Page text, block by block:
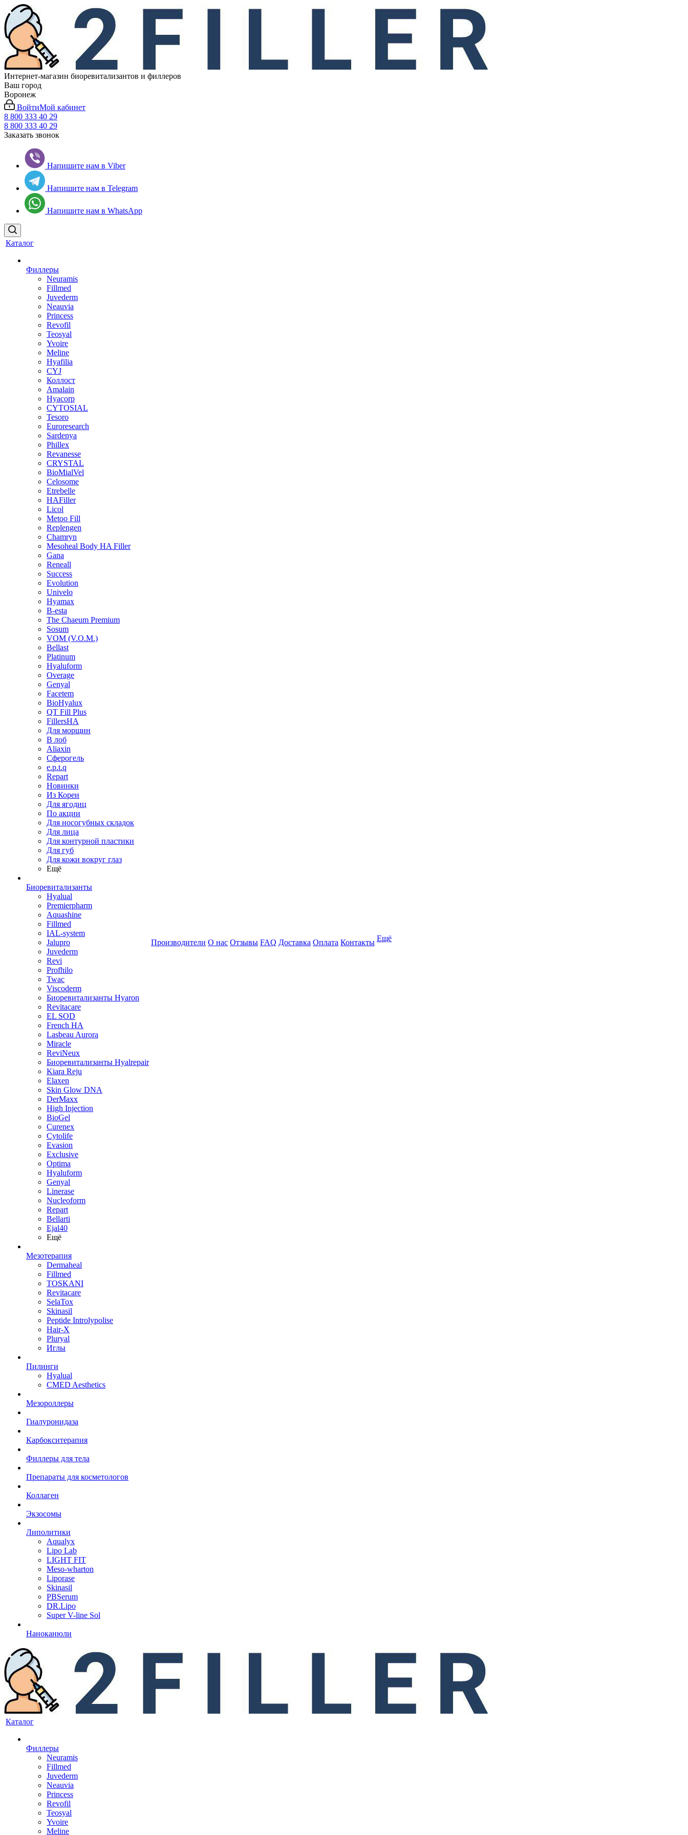
Интернет-магазин биоревитализантов и филлеров
Ваш город
Воронеж
ВойтиМой кабинет
8 800 333 40 29
8 800 333 40 29
Заказать звонок
Напишите нам в Viber
Напишите нам в Telegram
Напишите нам в WhatsApp
Каталог
Филлеры
Neuramis
Fillmed
Juvederm
Neauvia
Princess
Revofil
Teosyal
Yvoire
Meline
Hyafilia
CYJ
Коллост
Amalain
Hyacorp
CYTOSIAL
Tesoro
Euroresearch
Sardenya
Phillex
Revanesse
CRYSTAL
BioMialVel
Celosome
Etrebelle
HAFiller
Licol
Metoo Fill
Replengen
Chamryn
Mesoheal Body HA Filler
Gana
Reneall
Success
Evolution
Univelo
Hyamax
B-esta
The Chaeum Premium
Sosum
VOM (V.O.M.)
Bellast
Platinum
Hyaluform
Overage
Genyal
Facetem
BioHyalux
QT Fill Plus
FillersHA
Для морщин
В лоб
Aliaxin
Сферогель
e.p.t.q
Repart
Новинки
Из Кореи
Для ягодиц
По акции
Для носогубных складок
Для лица
Для контурной пластики
Для губ
Для кожи вокруг глаз
Ещё
Биоревитализанты
Hyalual
Premierpharm
Aquashine
Fillmed
IAL-system
Jalupro
Juvederm
Revi
Profhilo
Twac
Viscoderm
Биоревитализанты Hyaron
Revitacare
EL SOD
French HA
Lasbeau Aurora
Miracle
ReviNeux
Биоревитализанты Hyalrepair
Kiara Reju
Elaxen
Skin Glow DNA
DerMaxx
High Injection
BioGel
Curenex
Cytolife
Evasion
Exclusive
Optima
Hyaluform
Genyal
Linerase
Nucleoform
Repart
Bellarti
Ejal40
Ещё
Мезотерапия
Dermaheal
Fillmed
TOSKANI
Revitacare
SelaTox
Skinasil
Peptide Introlypolise
Hair-X
Pluryal
Иглы
Пилинги
Hyalual
CMED Aesthetics
Мезороллеры
Гиалуронидаза
Карбокситерапия
Филлеры для тела
Препараты для косметологов
Коллаген
Экзосомы
Липолитики
Aqualyx
Lipo Lab
LIGHT FIT
Meso-wharton
Liporase
Skinasil
PBSerum
DR.Lipo
Super V-line Sol
Наноканюли
Производители О нас Отзывы FAQ Доставка Оплата Контакты Ещё
Каталог
Филлеры
Neuramis
Fillmed
Juvederm
Neauvia
Princess
Revofil
Teosyal
Yvoire
Meline